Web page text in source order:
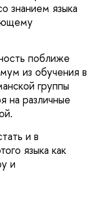
знанием языка
поближе
из обучения в
группы
на различные
и в
языка как
и